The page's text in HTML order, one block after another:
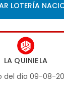
LOTERÍA
LA QUINIELA
del día 09-08-